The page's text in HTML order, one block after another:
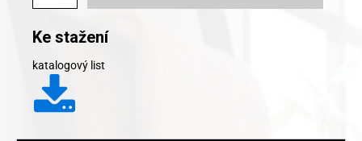
předložka
množství
Ke stažení
katalogový list